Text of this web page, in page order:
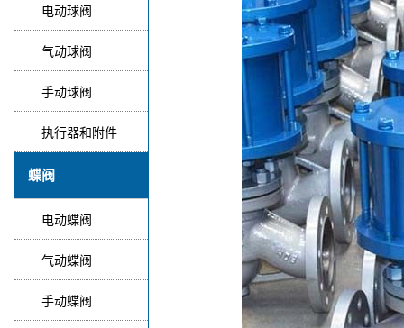
电动球阀
气动球阀
手动球阀
执行器和附件
蝶阀
电动蝶阀
气动蝶阀
手动蝶阀